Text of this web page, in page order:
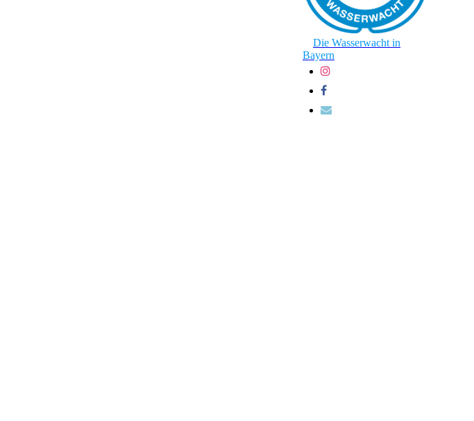
Die Wasserwacht in
Bayern